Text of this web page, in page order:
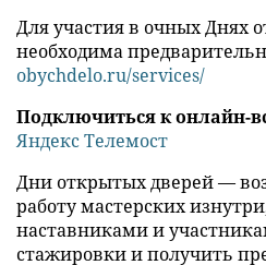
Для участия в очных Днях
необходима
obychdelo.ru/services/
Подключиться к онлайн-
Яндекс Телемост
Дни открытых дверей —
работу мастерских
наставниками и
стажировки и получить